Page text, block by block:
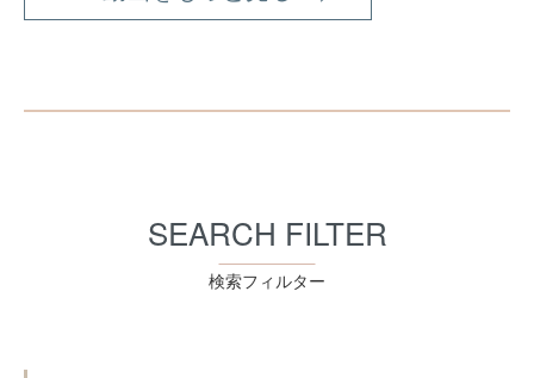
SEARCH FILTER
検索フィルター